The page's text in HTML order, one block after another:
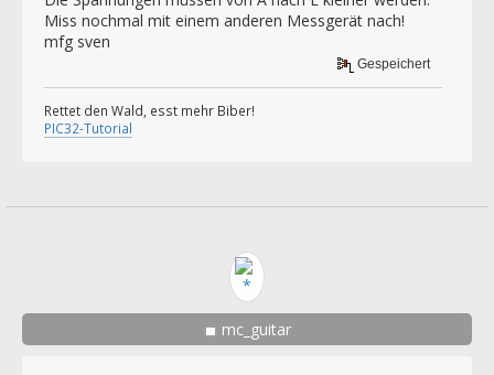
Miss nochmal mit einem anderen Messgerät nach!
mfg sven
Gespeichert
Rettet den Wald, esst mehr Biber!
PIC32-Tutorial
mc_guitar